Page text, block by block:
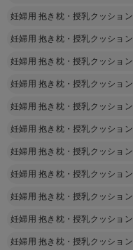
妊婦用 抱き枕・授乳クッション
妊婦用 抱き枕・授乳クッション
妊婦用 抱き枕・授乳クッション
妊婦用 抱き枕・授乳クッション
妊婦用 抱き枕・授乳クッション
妊婦用 抱き枕・授乳クッション
妊婦用 抱き枕・授乳クッション
妊婦用 抱き枕・授乳クッション
妊婦用 抱き枕・授乳クッション
妊婦用 抱き枕・授乳クッション
妊婦用 抱き枕・授乳クッション